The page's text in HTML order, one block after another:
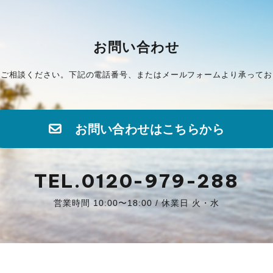
お問い合わせ
相談ください。下記の電話番号、またはメールフォームより承って
お問い合わせはこちらから
TEL.0120-979-288
営業時間 10:00〜18:00 / 休業日 火・水